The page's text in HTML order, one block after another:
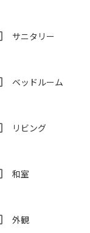
サニタリー
ベッドルーム
リビング
和室
外観